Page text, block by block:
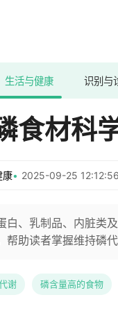
生活与健康 识别与
食材科
康 2025-09-25
白、乳制品、内脏类
帮助读者掌握维持磷
谢 磷含量高的食物